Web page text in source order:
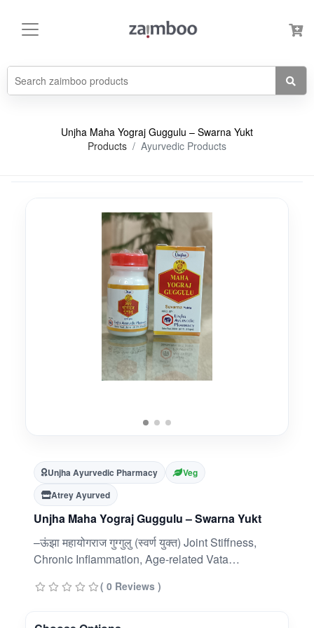
Unjha Maha Yograj Guggulu – Swarna Yukt
Products
Ayurvedic Products
Unjha Ayurvedic Pharmacy
Veg
Atrey Ayurved
Unjha Maha Yograj Guggulu – Swarna Yukt
–ऊंझा महायोगराज गुग्गुलु (स्वर्ण युक्त) Joint Stiffness,
Chronic Inflammation, Age-related Vata
– Combines the benefits of Guggulu and Suvarna
( 0 Reviews )